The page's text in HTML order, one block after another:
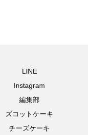
LINE
Instagram
編集部
ズコットケーキ
チーズケーキ